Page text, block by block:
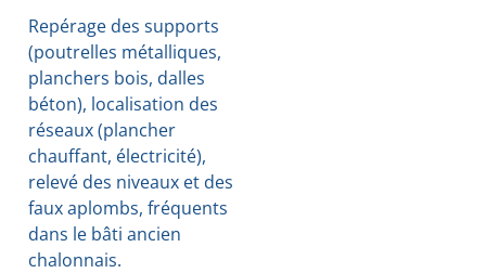
Repérage des supports
(poutrelles métalliques,
planchers bois, dalles
béton), localisation des
réseaux (plancher
chauffant, électricité),
relevé des niveaux et des
faux aplombs, fréquents
dans le bâti ancien
chalonnais.